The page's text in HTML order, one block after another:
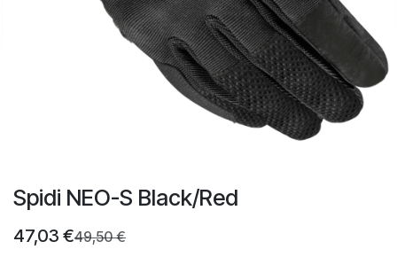
Spidi NEO-S Black/Red
47,03 €49,50€